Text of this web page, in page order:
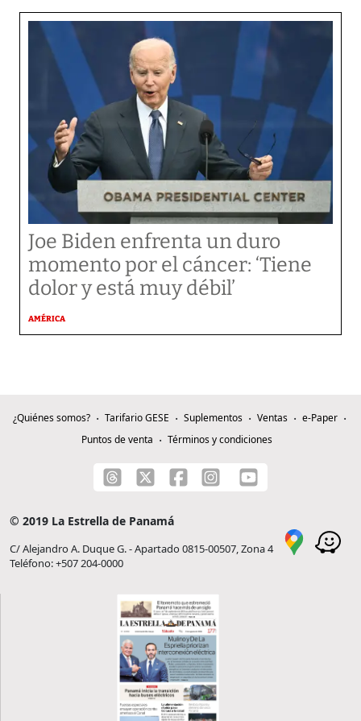
Joe Biden enfrenta un duro
momento por el cáncer: ‘Tiene
dolor y está muy débil’
AMÉRICA
¿Quiénes somos? Tarifario GESE Suplementos Ventas
e-Paper
Puntos de venta
Términos y condiciones
© 2019 La Estrella de Panamá
C/ Alejandro A. Duque G. - Apartado 0815-00507, Zona 4
Teléfono: +507 204-0000